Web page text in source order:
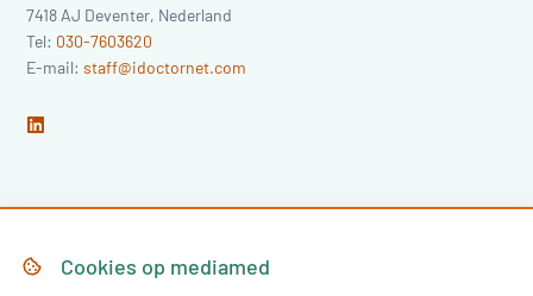
7418 AJ Deventer, Nederland
Tel: 030-7603620
E-mail:staff@idoctornet.com
HomeCookies op mediamed